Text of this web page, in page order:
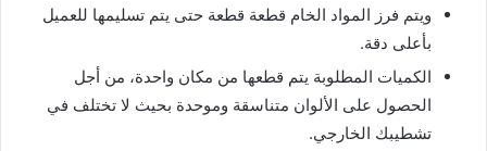
ويتم فرز المواد الخام قطعة قطعة حتى يتم تسليمها للعميل
بأعلى دقة.
الكميات المطلوبة يتم قطعها من مكان واحدة، من أجل
الحصول على الألوان متناسقة وموحدة بحيث لا تختلف في
تشطيبك الخارجي.